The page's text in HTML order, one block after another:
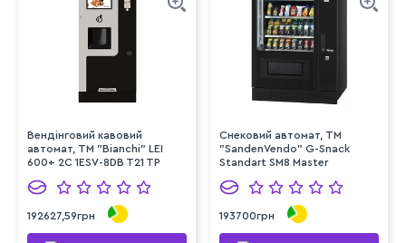
Вендінговий кавовий
автомат, ТМ "Bianchi" LEI
600+ 2C 1ESV-8DB T21 TP
192627,59грн
Снековий автомат, TM
"SandenVendo" G-Snack
Standart SM8 Master
193700грн